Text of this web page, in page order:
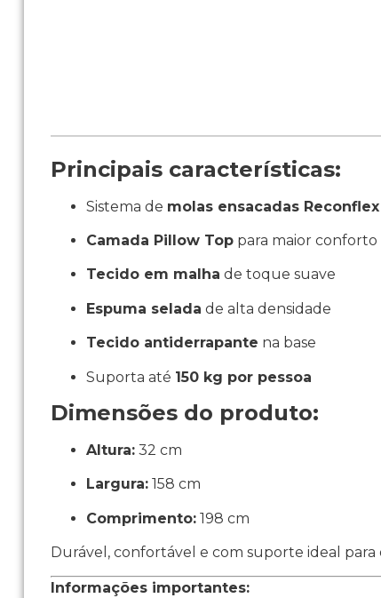
Principais características:
Sistema de molas ensacadas Reconflex
Camada Pillow Top para maior conforto
Tecido em malha de toque suave
Espuma selada de alta densidade
Tecido antiderrapante na base
Suporta até 150 kg por pessoa
Dimensões do produto:
Altura: 32 cm
Largura: 158 cm
Comprimento: 198 cm
Durável, confortável e com suporte ideal para
Informações importantes: